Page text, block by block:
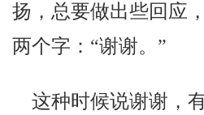
扬，总要做出些回应
两个字：“谢谢。”
这种时候说谢谢，